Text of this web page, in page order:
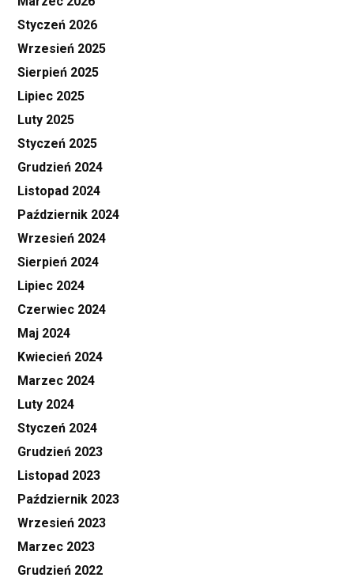
Styczeń 2026
Wrzesień 2025
Sierpień 2025
Lipiec 2025
Luty 2025
Styczeń 2025
Grudzień 2024
Listopad 2024
Październik 2024
Wrzesień 2024
Sierpień 2024
Lipiec 2024
Czerwiec 2024
Maj 2024
Kwiecień 2024
Marzec 2024
Luty 2024
Styczeń 2024
Grudzień 2023
Listopad 2023
Październik 2023
Wrzesień 2023
Marzec 2023
Grudzień 2022